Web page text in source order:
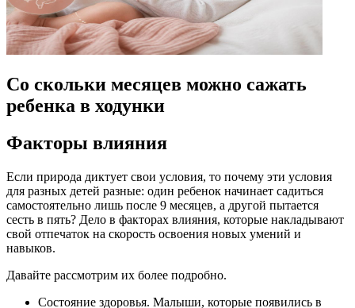
Со скольки месяцев можно сажать
ребенка в ходунки
Факторы влияния
Если природа диктует свои условия, то почему эти условия
для разных детей разные: один ребенок начинает садиться
самостоятельно лишь после 9 месяцев, а другой пытается
сесть в пять? Дело в факторах влияния, которые накладывают
свой отпечаток на скорость освоения новых умений и
навыков.
Давайте рассмотрим их более подробно.
Состояние здоровья. Малыши, которые появились в